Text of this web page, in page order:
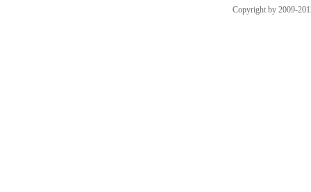
Copyright by 2009-